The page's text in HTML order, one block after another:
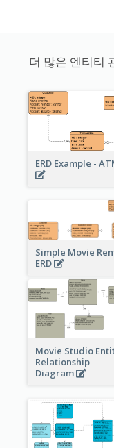
더 많은 엔티티
ERD Example -
Simple Movie
ERD
Movie Studio
Relationship
Diagram